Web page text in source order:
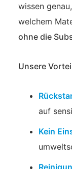
wissen
welchem
ohne die
Unsere
auf
Kein